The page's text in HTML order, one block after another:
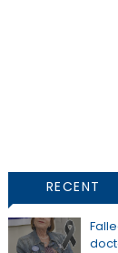
RECENT